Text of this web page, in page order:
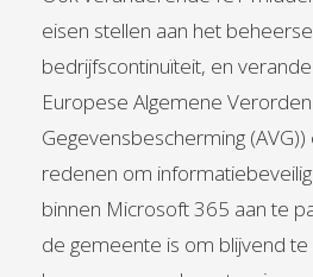
eisen stellen aan het
bedrijfscontinuïteit, en
Europese Algemene
Gegevensbescherming
redenen om
binnen Microsoft 365 aan te
de gemeente is om blijvend